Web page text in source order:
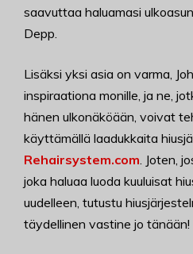
saavuttaa haluamasi
Depp.
Lisäksi yksi asia on varma,
inspiraationa monille, ja ne,
hänen ulkonäköään, voivat
käyttämällä laadukkaita
Rehairsystem.com. Joten,
joka haluaa luoda kuuluisat
uudelleen, tutustu
täydellinen vastine jo tänään!